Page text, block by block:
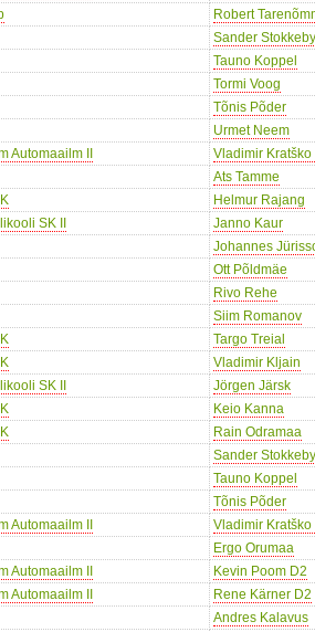
Robert
Sander Stokkeby
Tauno Koppel
Tormi Voog
Tõnis Põder
Urmet Neem
Automaailm II Vladimir Kratško
Ats Tamme
Helmur Rajang
SK II Janno Kaur
Johannes
Ott Põldmäe
Rivo Rehe
Siim Romanov
Targo Treial
Vladimir Kljain
SK II Jörgen Järsk
Keio Kanna
Rain Odramaa
Sander Stokkeby
Tauno Koppel
Tõnis Põder
Automaailm II Vladimir Kratško
Ergo Orumaa
Automaailm II Kevin Poom D2
Automaailm II Rene Kärner D2
Andres Kalavus